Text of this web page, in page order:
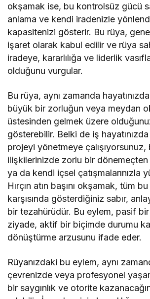
okşamak ise, bu kontrolsüz gücü
anlama ve kendi iradenizle
kapasitenizi gösterir. Bu rüya,
işaret olarak kabul edilir ve rüya
iradeye, kararlılığa ve liderlik
olduğunu vurgular.
Bu rüya, aynı zamanda hayatınızda
büyük bir zorluğun veya meydan
üstesinden gelmek üzere
gösterebilir. Belki de iş
projeyi yönetmeye
ilişkilerinizde zorlu bir
ya da kendi içsel çatışmalarınızla
Hırçın atın başını okşamak, tüm
karşısında gösterdiğiniz sabır,
bir tezahürüdür. Bu eylem, pasif
ziyade, aktif bir biçimde durumu
dönüştürme arzusunu ifade eder.
Rüyanızdaki bu eylem, aynı
çevrenizde veya profesyonel
bir saygınlık ve otorite